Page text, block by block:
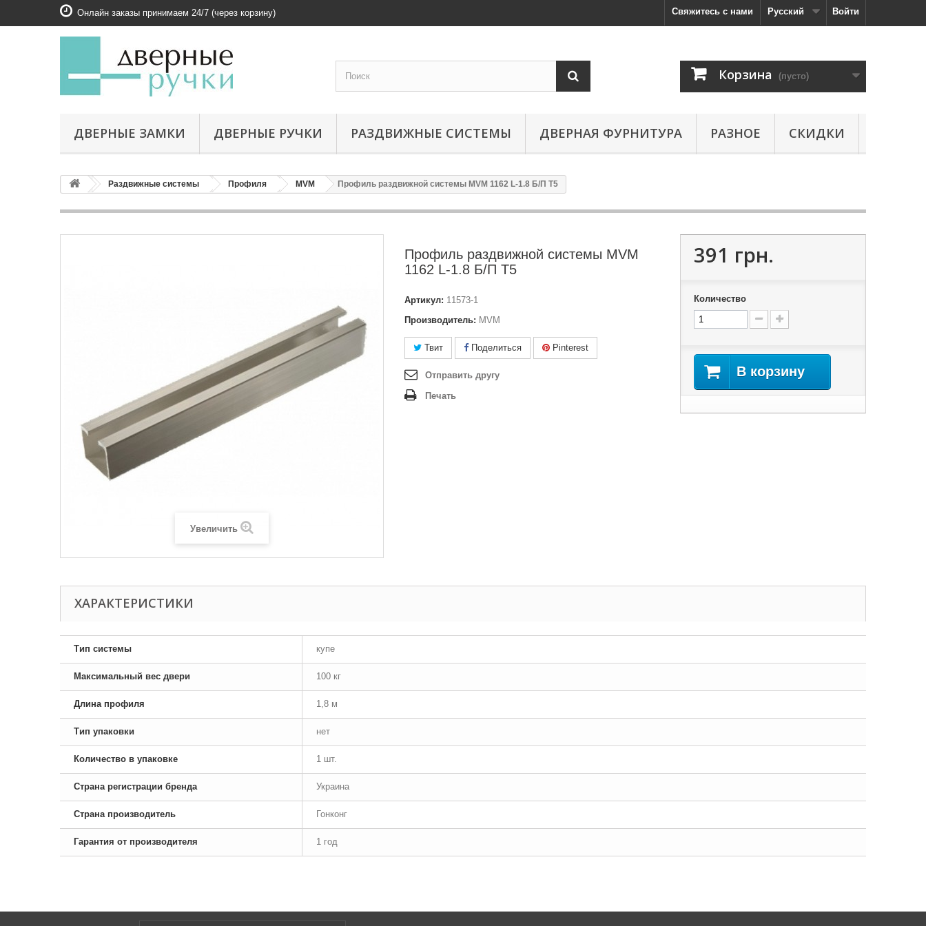
Войти
Русский
Свяжитесь с нами
Онлайн заказы принимаем 24/7 (через корзину)
Корзина (пусто)
ДВЕРНЫЕ ЗАМКИ ДВЕРНЫЕ РУЧКИ РАЗДВИЖНЫЕ СИСТЕМЫ ДВЕРНАЯ ФУРНИТУРА РАЗНОЕ СКИДКИ
Раздвижные системы Профиля MVM Профиль раздвижной системы MVM 1162 L-1.8 Б/П Т5
Увеличить
Профиль раздвижной системы MVM
1162 L-1.8 Б/П Т5
Артикул: 11573-1
Производитель: MVM
Твит Поделиться Pinterest
Отправить другу
Печать
391 грн.
Количество
В корзину
ХАРАКТЕРИСТИКИ
Тип системы купе
Максимальный вес двери 100 кг
Длина профиля 1,8 м
Тип упаковки нет
Количество в упаковке 1 шт.
Страна регистрации бренда Украина
Страна производитель Гонконг
Гарантия от производителя 1 год